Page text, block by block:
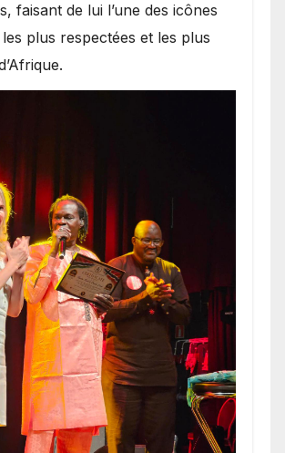
faisant de lui l’une des icônes
plus respectées et les plus